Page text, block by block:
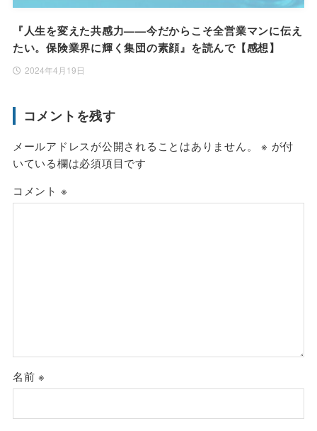
『人生を変えた共感力——今だからこそ全営業マンに伝え
たい。保険業界に輝く集団の素顔』を読んで【感想】
2024年4月19日
コメントを残す
メールアドレスが公開されることはありません。 ※ が付
いている欄は必須項目です
コメント ※
名前※